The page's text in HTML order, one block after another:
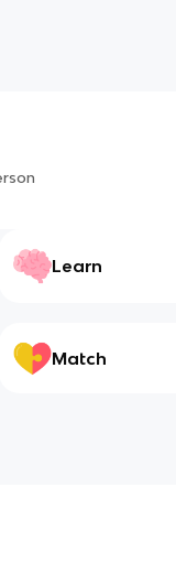
Learn
Match